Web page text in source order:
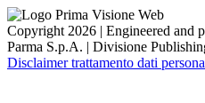
Copyright 2026 | Engineered and
Parma S.p.A. | Divisione
Disclaimer trattamento dati